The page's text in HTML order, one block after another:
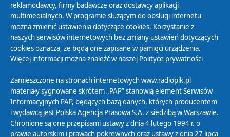
Polityka Prywatności
Zasady korzystania z Serwisu
Organizacje Pożytku Publicznego
Cyfryzacja DAB+
Polityka ochrony danych osobowych
Abonament
Zamówienia publiczne
reklamodawcy, firmy badawcze oraz dostawcy aplikacji
multimedialnych. W programie służącym do obsługi internetu
można zmienić ustawienia dotyczące cookies. Korzystanie z
naszych serwisów internetowych bez zmiany ustawień dotyczących
cookies oznacza, że będą one zapisane w pamięci urządzenia.
Więcej informacji można znaleźć w naszej Polityce prywatności
Zamieszczone na stronach internetowych www.radiopik.pl
materiały sygnowane skrótem „PAP” stanowią element Serwisów
Informacyjnych PAP, będących bazą danych, których producentem
i wydawcą jest Polska Agencja Prasowa S.A. z siedzibą w Warszawie.
Chronione są one przepisami ustawy z dnia 4 lutego 1994 r. o
prawie autorskim i prawach pokrewnych oraz ustawy z dnia 27 lipca